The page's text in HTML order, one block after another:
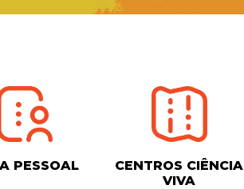
PESSOAL
CENTROS CIÊNCIA
VIVA